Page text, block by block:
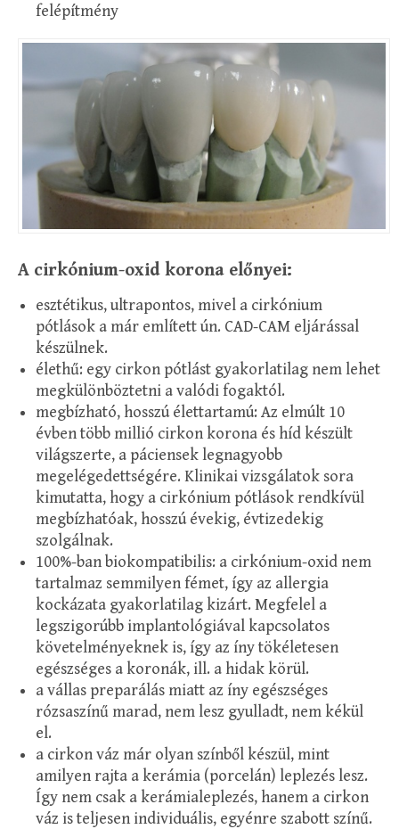
felépítmény
A cirkónium-oxid korona előnyei:
esztétikus, ultrapontos, mivel a cirkónium
pótlások a már említett ún. CAD-CAM eljárással
készülnek.
élethű: egy cirkon pótlást gyakorlatilag nem lehet
megkülönböztetni a valódi fogaktól.
megbízható, hosszú élettartamú: Az elmúlt 10
évben több millió cirkon korona és híd készült
világszerte, a páciensek legnagyobb
megelégedettségére. Klinikai vizsgálatok sora
kimutatta, hogy a cirkónium pótlások rendkívül
megbízhatóak, hosszú évekig, évtizedekig
szolgálnak.
100%-ban biokompatibilis: a cirkónium-oxid nem
tartalmaz semmilyen fémet, így az allergia
kockázata gyakorlatilag kizárt. Megfelel a
legszigorúbb implantológiával kapcsolatos
követelményeknek is, így az íny tökéletesen
egészséges a koronák, ill. a hidak körül.
a vállas preparálás miatt az íny egészséges
rózsaszínű marad, nem lesz gyulladt, nem kékül
el.
a cirkon váz már olyan színből készül, mint
amilyen rajta a kerámia (porcelán) leplezés lesz.
Így nem csak a kerámialeplezés, hanem a cirkon
váz is teljesen individuális, egyénre szabott színű.